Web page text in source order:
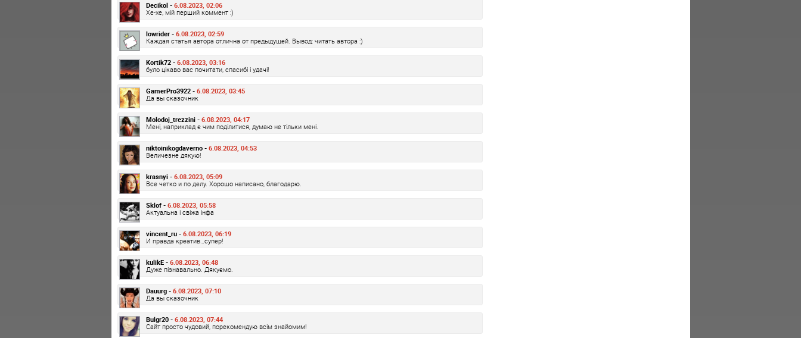
Decikol - 6.08.2023, 02:06
Хе-хе, мій перший коммент :)
lowrider - 6.08.2023, 02:59
Каждая статья автора отлична от предыдущей. Вывод: читать автора :)
Kortik72 - 6.08.2023, 03:16
було цікаво вас почитати, спасибі і удачі!
GamerPro3922 - 6.08.2023, 03:45
Да вы сказочник
Molodoj_trezzini - 6.08.2023, 04:17
Мені, наприклад є чим поділитися, думаю не тільки мені.
niktoinikogdaverno - 6.08.2023, 04:53
Величезне дякую!
krasnyi - 6.08.2023, 05:09
Все четко и по делу. Хорошо написано, благодарю.
Sklof - 6.08.2023, 05:58
Актуальна і свіжа інфа
vincent_ru - 6.08.2023, 06:19
И правда креатив…супер!
kulikE - 6.08.2023, 06:48
Дуже пізнавально. Дякуємо.
Dauurg - 6.08.2023, 07:10
Да вы сказочник
Bulgr20 - 6.08.2023, 07:44
Сайт просто чудовий, порекомендую всім знайомим!